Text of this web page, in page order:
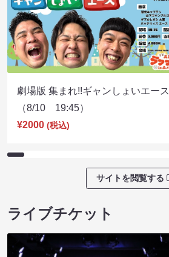
劇場版 集まれ!!ギャンしょいエース
（8/10 19:45）
¥2000 (税込)
サイトを閲覧する
ライブチケット